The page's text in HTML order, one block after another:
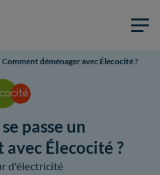
Comment déménager avec Élecocité ?
passe un
Élecocité ?
d'électricité